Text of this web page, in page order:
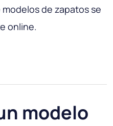
de zapatos se
online.
modelo